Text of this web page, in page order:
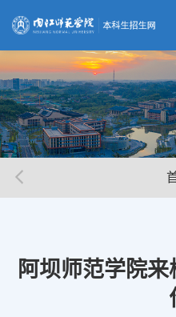
阿坝师范学院